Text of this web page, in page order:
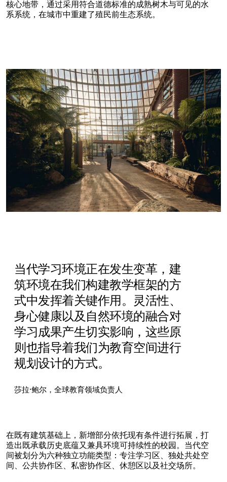
核心地带，通过采用符合道德标准的成熟树木与可见的水
系系统，在城市中重建了殖民前生态系统。
当代学习环境正在发生变革，建
筑环境在我们构建教学框架的方
式中发挥着关键作用。灵活性、
身心健康以及自然环境的融合对
学习成果产生切实影响，这些原
则也指导着我们为教育空间进行
规划设计的方式。
莎拉·鲍尔，全球教育领域负责人
在既有建筑基础上，新增部分依托现有条件进行拓展，打
造出既承载历史底蕴又兼具环境可持续性的校园。当代空
间被划分为六种独立功能类型：专注学习区、独处共处空
间、公共协作区、私密协作区、休憩区以及社交场所。